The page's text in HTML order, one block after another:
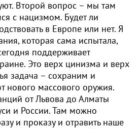
Второй вопрос – мы там
с нацизмом. Будет ли
в Европе или нет. Я
которая сама испытала,
поддерживает
Это верх цинизма и верх
задача – сохраним и
нового массового оружия.
от Львова до Алматы
и России. Там можно
и проказу и отравить наше